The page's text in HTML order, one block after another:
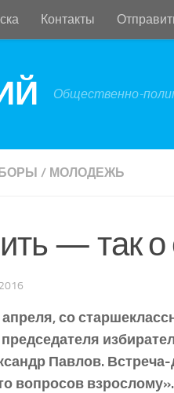
Контакты
Общественно-
/ МОЛОДЕЖЬ
— так о
апреля, со
Павлов.
вопросов взрослому».